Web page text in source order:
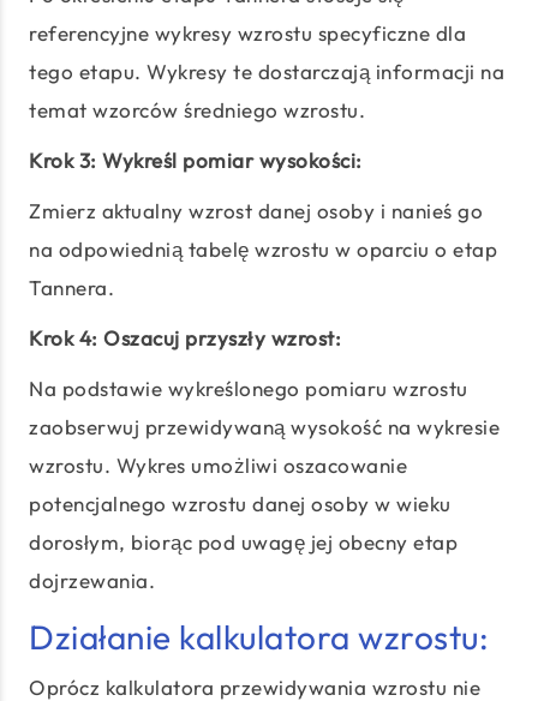
referencyjne wykresy wzrostu specyficzne dla
tego etapu. Wykresy te dostarczają informacji na
temat wzorców średniego wzrostu.
Krok 3: Wykreśl pomiar wysokości:
Zmierz aktualny wzrost danej osoby i nanieś go
na odpowiednią tabelę wzrostu w oparciu o etap
Tannera.
Krok 4: Oszacuj przyszły wzrost:
Na podstawie wykreślonego pomiaru wzrostu
zaobserwuj przewidywaną wysokość na wykresie
wzrostu. Wykres umożliwi oszacowanie
potencjalnego wzrostu danej osoby w wieku
dorosłym, biorąc pod uwagę jej obecny etap
dojrzewania.
Działanie kalkulatora wzrostu:
Oprócz kalkulatora przewidywania wzrostu nie